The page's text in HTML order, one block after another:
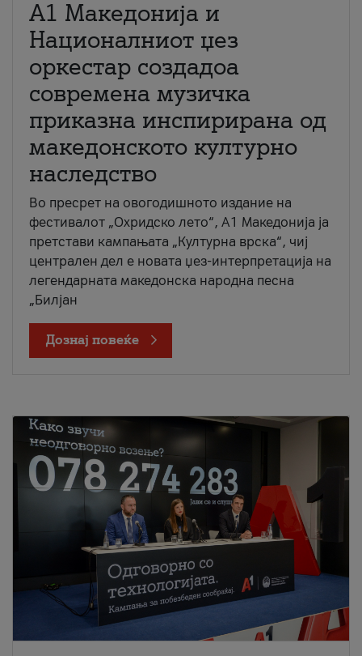
А1 Македонија и
Националниот џез
оркестар создадоа
современа музичка
приказна инспирирана од
македонското културно
наследство
Во пресрет на овогодишното издание на
фестивалот „Охридско лето“, А1 Македонија ја
претстави кампањата „Културна врска“, чиј
централен дел е новата џез-интерпретација на
легендарната македонска народна песна
„Билјан
Дознај повеќе